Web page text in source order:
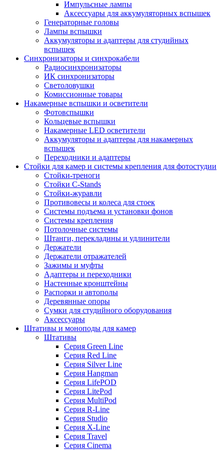
Импульсные лампы
Аксессуары для аккумуляторных вспышек
Генераторные головы
Лампы вспышки
Аккумуляторы и адаптеры для студийных
вспышек
Синхронизаторы и синхрокабели
Радиосинхронизаторы
ИК синхронизаторы
Светоловушки
Комиссионные товары
Накамерные вспышки и осветители
Фотовспышки
Кольцевые вспышки
Накамерные LED осветители
Аккумуляторы и адаптеры для накамерных
вспышек
Переходники и адаптеры
Стойки для камер и системы крепления для фотостудии
Стойки-треноги
Стойки C-Stands
Стойки-журавли
Противовесы и колеса для стоек
Системы подъема и установки фонов
Системы крепления
Потолочные системы
Штанги, перекладины и удлинители
Держатели
Держатели отражателей
Зажимы и муфты
Адаптеры и переходники
Настенные кронштейны
Распорки и автополы
Деревянные опоры
Сумки для студийного оборудования
Аксессуары
Штативы и моноподы для камер
Штативы
Серия Green Line
Серия Red Line
Серия Silver Line
Серия Hangman
Серия LifePOD
Серия LitePod
Серия MultiPod
Серия R-Line
Серия Studio
Серия X-Line
Серия Travel
Серия Cinema